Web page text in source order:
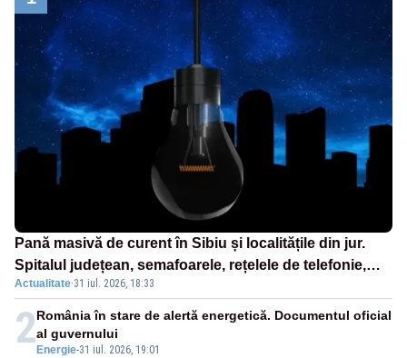
Pană masivă de curent în Sibiu și localitățile din jur.
Spitalul județean, semafoarele, rețelele de telefonie,
grav afectate
Actualitate·31 iul. 2026, 18:33
2 Energie-31 iul. 2026, 19:01
România în stare de alertă energetică. Documentul oficial
al guvernului